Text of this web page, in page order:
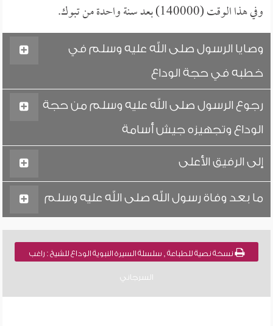
وفي هذا الوقت (140000) بعد سنة واحدة من تبوك.
وصايا الرسول صلى الله عليه وسلم في
خطبه في حجة الوداع
رجوع الرسول صلى الله عليه وسلم من حجة
الوداع وتجهيزه جيش أسامة
إلى الرفيق الأعلى
ما بعد وفاة رسول الله صلى الله عليه وسلم
نسخة نصية للطباعة , سلسلة السيرة النبوية الوداع للشيخ : راغب
السرجاني